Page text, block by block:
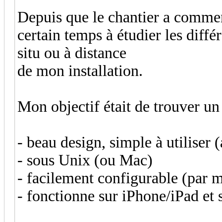
Depuis que le chantier a
certain temps à étudier les
situ ou à distance
de mon installation.
Mon objectif était de trouver un
- beau design, simple à utiliser
- sous Unix (ou Mac)
- facilement configurable (par
- fonctionne sur iPhone/iPad et